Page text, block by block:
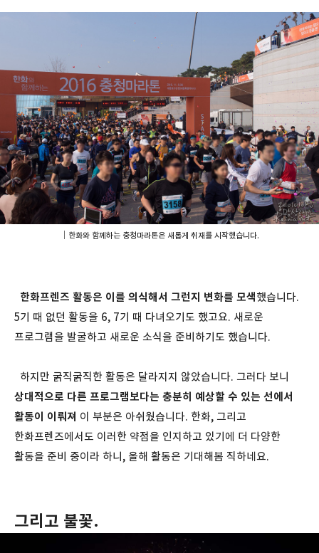
｜한화와 함께하는 충청마라톤은 새롭게 취재를 시작했습니다.
한화프렌즈 활동은 이를 의식해서 그런지 변화를 모색했습니다.
5기 때 없던 활동을 6, 7기 때 다녀오기도 했고요. 새로운
프로그램을 발굴하고 새로운 소식을 준비하기도 했습니다.
하지만 굵직굵직한 활동은 달라지지 않았습니다. 그러다 보니
상대적으로 다른 프로그램보다는 충분히 예상할 수 있는 선에서
활동이 이뤄져 이 부분은 아쉬웠습니다. 한화, 그리고
한화프렌즈에서도 이러한 약점을 인지하고 있기에 더 다양한
활동을 준비 중이라 하니, 올해 활동은 기대해봄 직하네요.
그리고 불꽃.